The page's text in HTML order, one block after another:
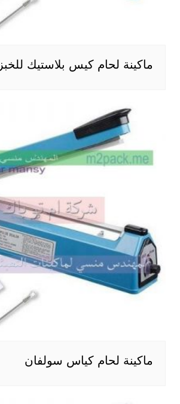
ماكينة لحام كيس بلاستيك للخبز
ماكينة لحام كياس سولفان